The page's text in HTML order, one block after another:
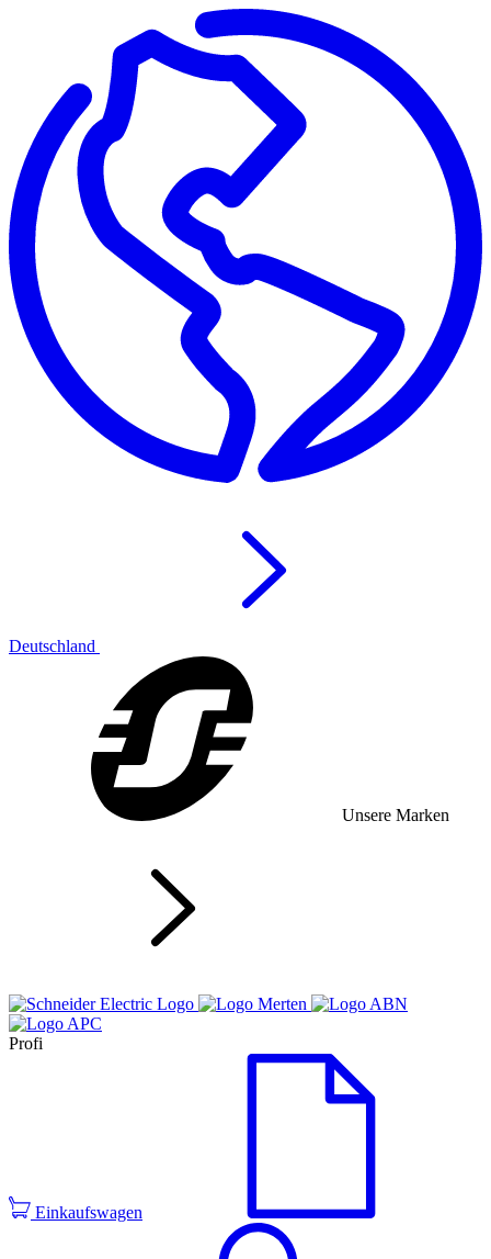
Deutschland
Unsere Marken
Profi
Einkaufswagen